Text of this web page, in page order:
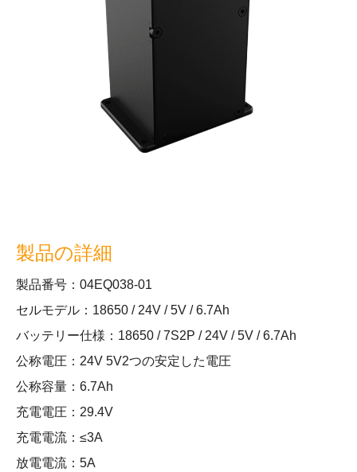
製品の詳細
製品番号：04EQ038-01
セルモデル：18650 / 24V / 5V / 6.7Ah
バッテリー仕様：18650 / 7S2P / 24V / 5V / 6.7Ah
公称電圧：24V 5V2つの安定した電圧
公称容量：6.7Ah
充電電圧：29.4V
充電電流：≤3A
放電電流：5A